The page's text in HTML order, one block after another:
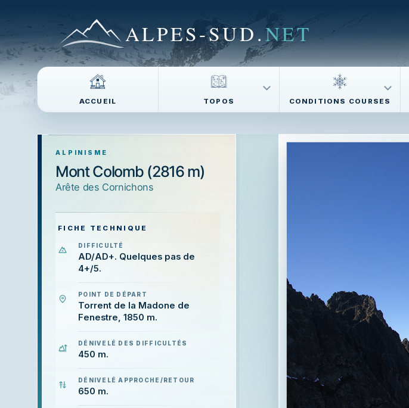
ALPES-SUD.NET
ACCUEIL TOPOS CONDITIONS COURSES
ALPINISME
Mont Colomb (2816 m)
arête des Cornichons
FICHE TECHNIQUE
DIFFICULTÉ
AD/AD+. Quelques pas de
4+/5.
POINT DE DÉPART
Torrent de la Madone de
Fenestre, 1850 m.
DÉNIVELÉ DES DIFFICULTÉS
450 m.
DÉNIVELÉ APPROCHE/RETOUR
650 m.